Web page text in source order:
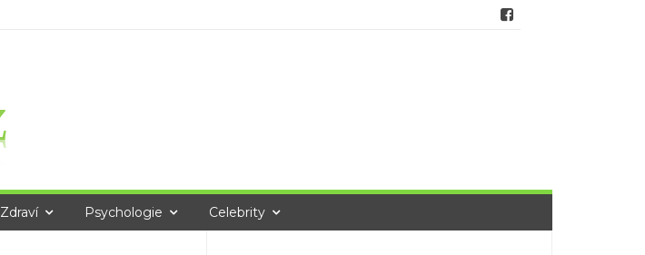
Zdraví Psychologie Celebrity